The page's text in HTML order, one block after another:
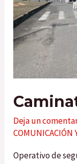
Deja un
COMUNICACIÓN
Operativo de